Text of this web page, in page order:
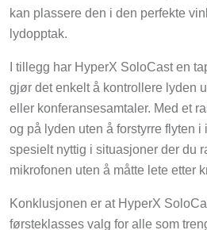
kan plassere den i den perfekte
lydopptak.
I tillegg har HyperX SoloCast en
gjør det enkelt å kontrollere lyden
eller konferansesamtaler. Med et
og på lyden uten å forstyrre flyten i
spesielt nyttig i situasjoner der du
mikrofonen uten å måtte lete etter
Konklusjonen er at HyperX
førsteklasses valg for alle som